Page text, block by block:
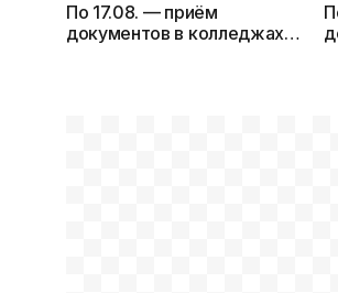
По 17.08. — приём
документов в колледжах